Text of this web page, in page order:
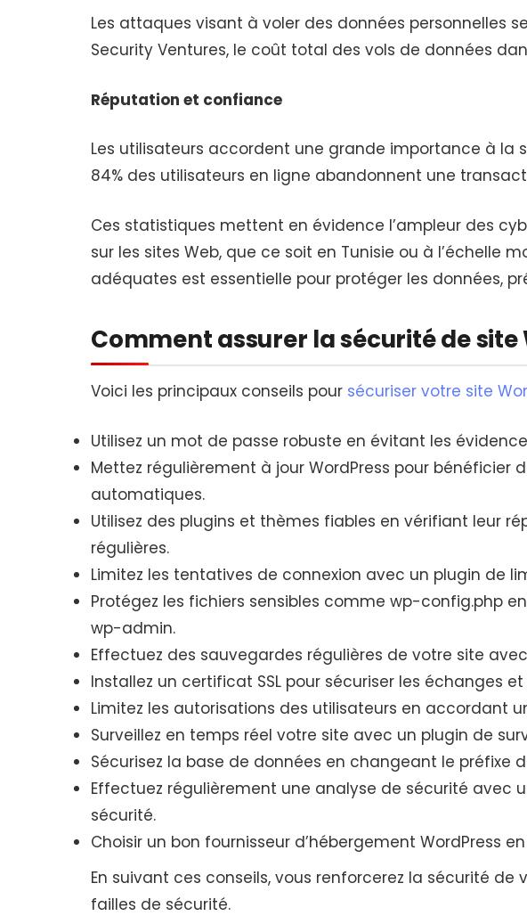
Les attaques visant à voler des données personnelles
Security Ventures, le coût total des vols de données
Réputation et confiance
Les utilisateurs accordent une grande importance à la
84% des utilisateurs en ligne abandonnent une
Ces statistiques mettent en évidence l’ampleur des
sur les sites Web, que ce soit en Tunisie ou à l’échelle
adéquates est essentielle pour protéger les données,
Comment assurer la sécurité de site
Voici les principaux conseils pour sécuriser votre site
Utilisez un mot de passe robuste en évitant les
Mettez régulièrement à jour WordPress pour
automatiques.
Utilisez des plugins et thèmes fiables en vérifiant leur
régulières.
Limitez les tentatives de connexion avec un plugin de
Protégez les fichiers sensibles comme wp-config.php
wp-admin.
Effectuez des sauvegardes régulières de votre site
Installez un certificat SSL pour sécuriser les échanges et
Limitez les autorisations des utilisateurs en accordant
Surveillez en temps réel votre site avec un plugin de
Sécurisez la base de données en changeant le préfixe
Effectuez régulièrement une analyse de sécurité avec
sécurité.
Choisir un bon fournisseur d’hébergement WordPress
En suivant ces conseils, vous renforcerez la sécurité
failles de sécurité.